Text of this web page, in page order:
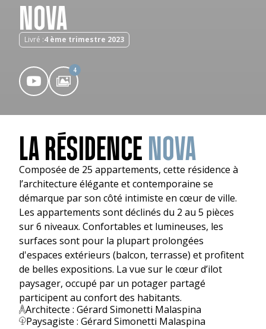
NOVA
Livré :4 ème trimestre 2023
4
LA RÉSIDENCE NOVA
Composée de 25 appartements, cette résidence à
l’architecture élégante et contemporaine se
démarque par son côté intimiste en cœur de ville.
Les appartements sont déclinés du 2 au 5 pièces
sur 6 niveaux. Confortables et lumineuses, les
surfaces sont pour la plupart prolongées
d'espaces extérieurs (balcon, terrasse) et profitent
de belles expositions. La vue sur le cœur d’ilot
paysager, occupé par un potager partagé
participent au confort des habitants.
Architecte : Gérard Simonetti Malaspina
Paysagiste : Gérard Simonetti Malaspina